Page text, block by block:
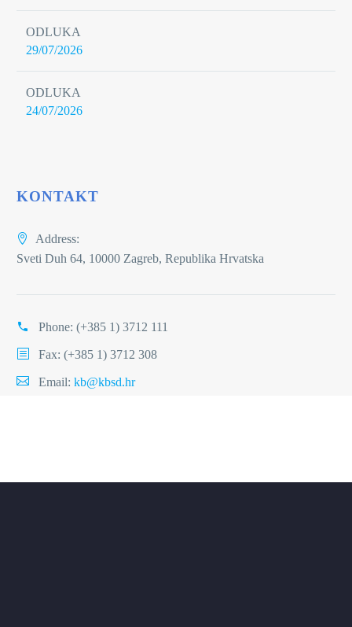
ODLUKA
29/07/2026
ODLUKA
24/07/2026
KONTAKT
Address:
Sveti Duh 64, 10000 Zagreb, Republika Hrvatska
Phone: (+385 1) 3712 111
Fax: (+385 1) 3712 308
Email: kb@kbsd.hr